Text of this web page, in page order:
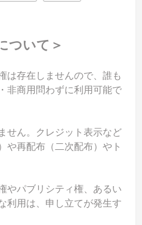
ついて＞
は存在しませんので、誰も
非商用問わずに利用可能で
せん。クレジット表示など
や再配布（二次配布）やト
やパブリシティ権、あるい
利用は、申し立てが発生す